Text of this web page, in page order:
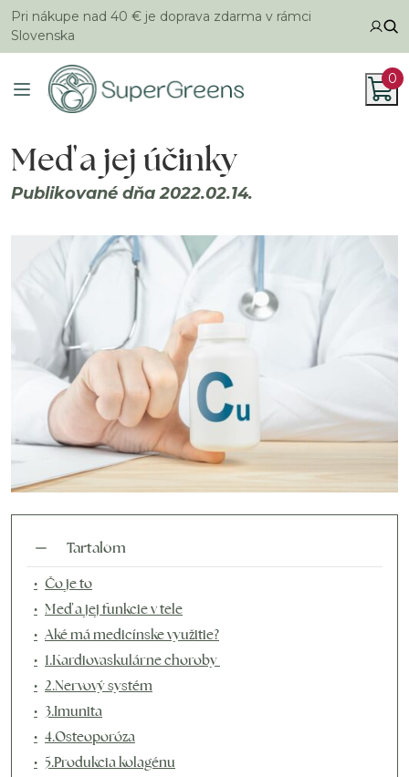
Pri nákupe nad 40 € je doprava zdarma v rámci
Slovenska
0
Meď a jej účinky
Publikované dňa 2022.02.14.
Tartalom
Čo je to
Meď a jej funkcie v tele
Aké má medicínske využitie?
1.Kardiovaskulárne choroby
2.Nervový systém
3.Imunita
4.Osteoporóza
5.Produkcia kolagénu